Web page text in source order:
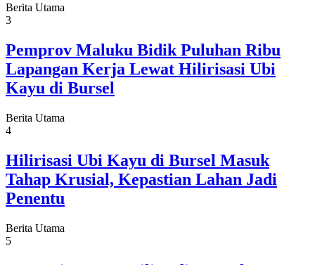
Berita Utama
3
Pemprov Maluku Bidik Puluhan Ribu
Lapangan Kerja Lewat Hilirisasi Ubi
Kayu di Bursel
Berita Utama
4
Hilirisasi Ubi Kayu di Bursel Masuk
Tahap Krusial, Kepastian Lahan Jadi
Penentu
Berita Utama
5